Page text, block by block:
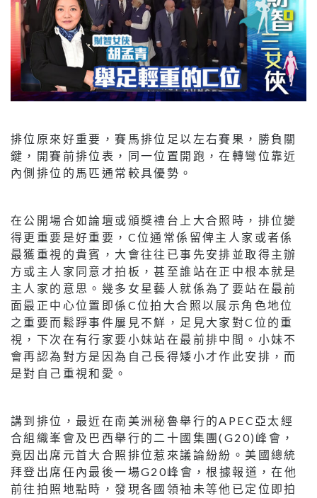
排位原來好重要，賽馬排位足以左右賽果，勝負關
鍵，開賽前排位表，同一位置開跑，在轉彎位靠近
內側排位的馬匹通常較具優勢。
在公開場合如論壇或頒獎禮台上大合照時，排位變
得更重要是好重要，C位通常係留俾主人家或者係
最獲重視的貴賓，大會往往已事先安排並取得主辦
方或主人家同意才拍板，甚至誰站在正中根本就是
主人家的意思。幾多女星藝人就係為了要站在最前
面最正中心位置即係C位拍大合照以展示角色地位
之重要而鬆踭事件屢見不鮮，足見大家對C位的重
視，下次在有行家要小妹站在最前排中間。小妹不
會再認為對方是因為自己長得矮小才作此安排，而
是對自己重視和愛。
講到排位，最近在南美洲秘魯舉行的APEC亞太經
合組織峯會及巴西舉行的二十國集團(G20)峰會，
竟因出席元首大合照排位惹來議論紛紛。美國總統
拜登出席任內最後一場G20峰會，根據報道，在他
前往拍照地點時，發現各國領袖未等他已定位即拍